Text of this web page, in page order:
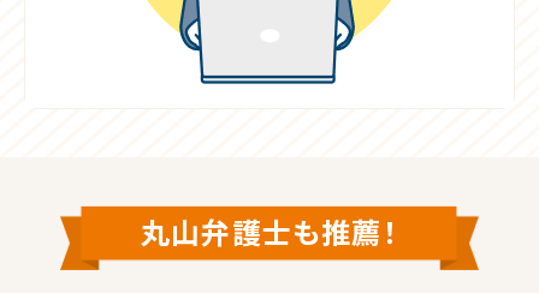
丸山弁護士も推薦！